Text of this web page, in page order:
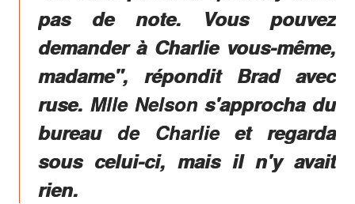
pas de note. Vous pouvez
demander à Charlie vous-même,
madame", répondit Brad avec
ruse. Mlle Nelson s'approcha du
bureau de Charlie et regarda
sous celui-ci, mais il n'y avait
rien.